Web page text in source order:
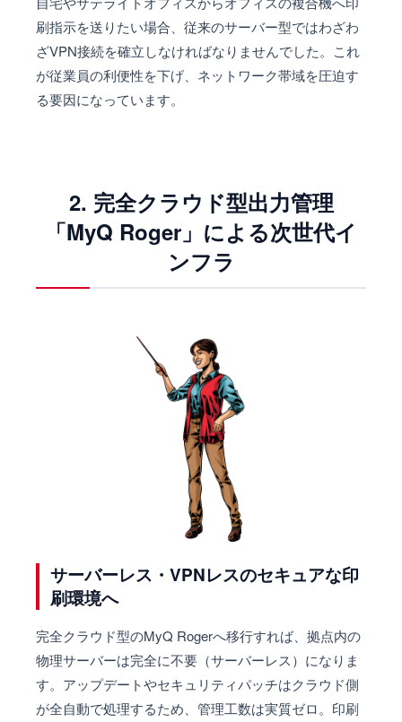
刷指示を送りたい場合、従来のサーバー型ではわざわ
ざVPN接続を確立しなければなりませんでした。これ
が従業員の利便性を下げ、ネットワーク帯域を圧迫す
る要因になっています。
2. 完全クラウド型出力管理
「MyQ Roger」による次世代イ
ンフラ
サーバーレス・VPNレスのセキュアな印
刷環境へ
完全クラウド型のMyQ Rogerへ移行すれば、拠点内の
物理サーバーは完全に不要（サーバーレス）になりま
す。アップデートやセキュリティパッチはクラウド側
が全自動で処理するため、管理工数は実質ゼロ。印刷
テレワーク・ハイブリッドワークとの相性の悪さ
2. 完全クラウド型出力管理「MyQ Roger」による次世
代インフラ